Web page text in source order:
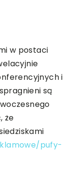
w postaci
i
są
że
pufy-